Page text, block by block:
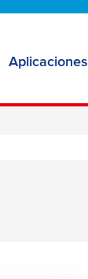
Aplicaciones